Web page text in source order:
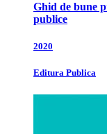
Ghid de bune
publice
2020
Editura Publica